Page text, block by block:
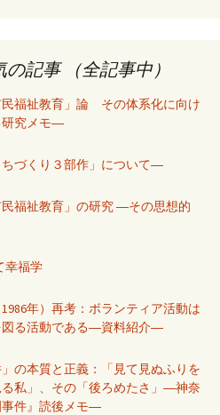
の記事 （全記事中）
福祉教育」論 その体系化に向け
研究メモ―
づくり３部作」について―
福祉教育」の研究 ―その思想的
幸福学
年）再考：ボランティア活動は
図る活動である―資料紹介―
の本質と正義：「見て見ぬふりを
私」、その「後ろめたさ」―神奈
事件』読後メモ―